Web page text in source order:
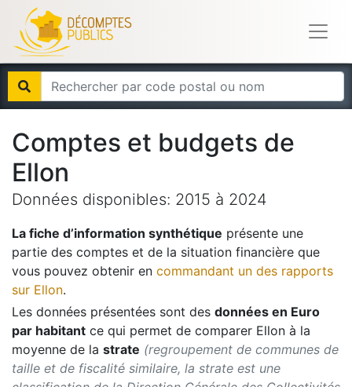
Comptes et budgets de
Ellon
Données disponibles: 2015 à 2024
La fiche d’information synthétique présente une
partie des comptes et de la situation financière que
vous pouvez obtenir en commandant un des rapports
sur Ellon.
Les données présentées sont des données en Euro
par habitant ce qui permet de comparer Ellon à la
moyenne de la strate (regroupement de communes de
taille et de fiscalité similaire, la strate est une